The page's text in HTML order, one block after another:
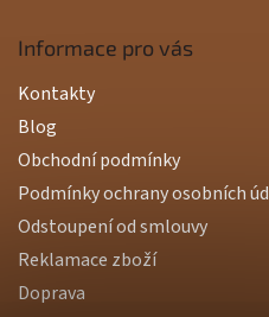
Informace pro vás
Kontakty
Blog
Obchodní podmínky
Podmínky ochrany osobních
Odstoupení od smlouvy
Reklamace zboží
Doprava